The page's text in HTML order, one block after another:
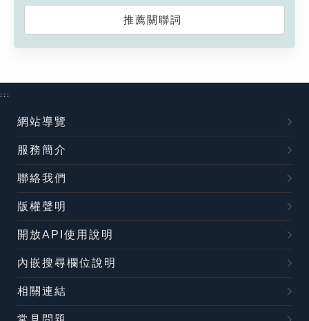
推薦關聯詞
:::
網站導覽
服務簡介
聯絡我們
版權聲明
開放API使用說明
內嵌搜尋欄位說明
相關連結